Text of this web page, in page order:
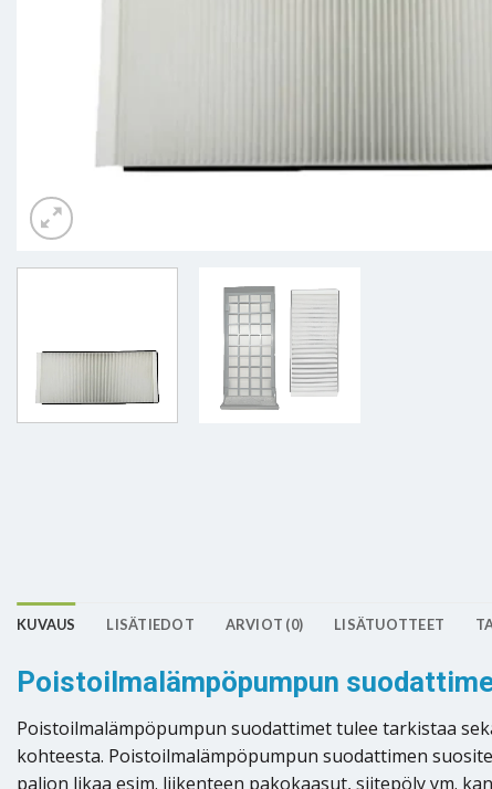
KUVAUS LISÄTIEDOT ARVIOT (0) LISÄTUOTTEET
Poistoilmalämpöpumpun
Poistoilmalämpöpumpun suodattimet tulee tarkistaa
kohteesta. Poistoilmalämpöpumpun suodattimen
paljon likaa esim. liikenteen pakokaasut, siitepöly ym.